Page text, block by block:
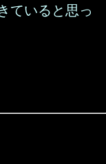
ていると思っ